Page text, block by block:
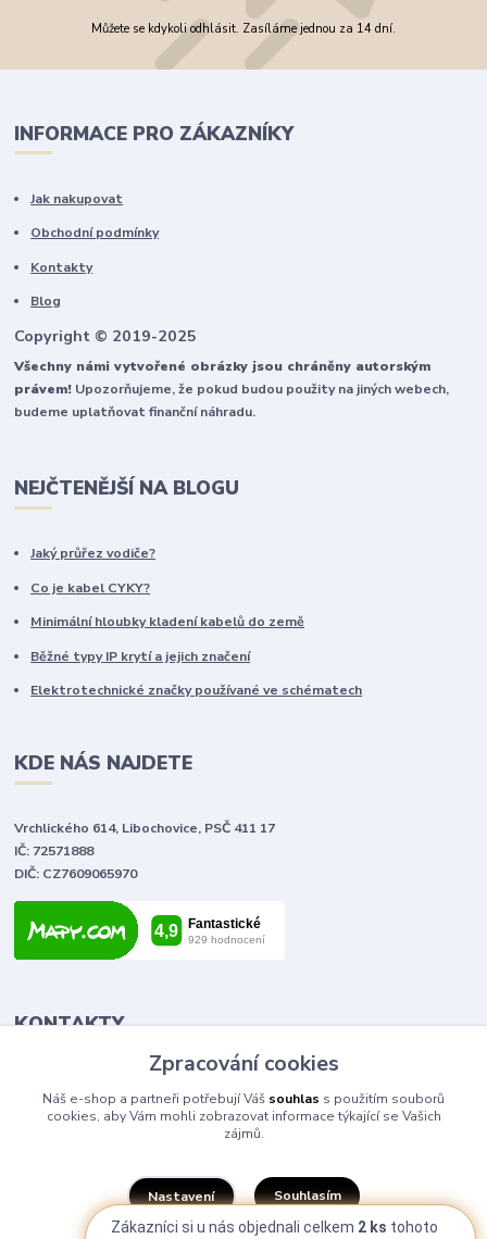
Můžete se kdykoli odhlásit. Zasíláme jednou za 14 dní.
INFORMACE PRO ZÁKAZNÍKY
Jak nakupovat
Obchodní podmínky
Kontakty
Blog
Copyright © 2019-2025
Všechny námi vytvořené obrázky jsou chráněny autorským
právem! Upozorňujeme, že pokud budou použity na jiných webech,
budeme uplatňovat finanční náhradu.
NEJČTENĚJŠÍ NA BLOGU
Jaký průřez vodiče?
Co je kabel CYKY?
Minimální hloubky kladení kabelů do země
Běžné typy IP krytí a jejich značení
Elektrotechnické značky používané ve schématech
KDE NÁS NAJDETE
Vrchlického 614, Libochovice, PSČ 411 17
IČ: 72571888
DIČ: CZ7609065970
KONTAKTY
Tomáš Vlček
+420 702 090 443
volejte od 9,00 - 20,00 hod
info@elektromaterial.cz
Zpracování cookies
Náš e-shop a partneři potřebují Váš souhlas s použitím souborů
cookies, aby Vám mohli zobrazovat informace týkající se Vašich
zájmů.
Nastavení Souhlasím
Zákazníci si u nás objednali celkem 2 ks tohoto